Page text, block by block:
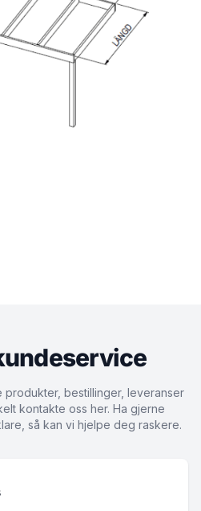
produkter, bestillinger, leveranser
kontakte oss her. Ha gjerne
så kan vi hjelpe deg raskere.